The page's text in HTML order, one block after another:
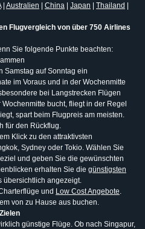
| Australien China Japan Thailand
Flugvergleich von über 750 Airlines
Sie folgende Punkte beachten:
Samstag auf Sonntag ein
im Voraus und in der Wochenmitte
bei Langstrecken Flügen
Wochenmitte bucht, fliegt in der Regel
spart beim Flugpreis am meisten.
für den Rückflug.
Klick zu den attraktivsten
Sydney oder Tokio. Wählen Sie
und geben Sie die gewünschten
erhalten Sie die günstigsten
übersichtlich angezeigt.
und Low Cost Angebote.
von zu Hause aus buchen.
günstige Flüge. Ob nach Singapur,